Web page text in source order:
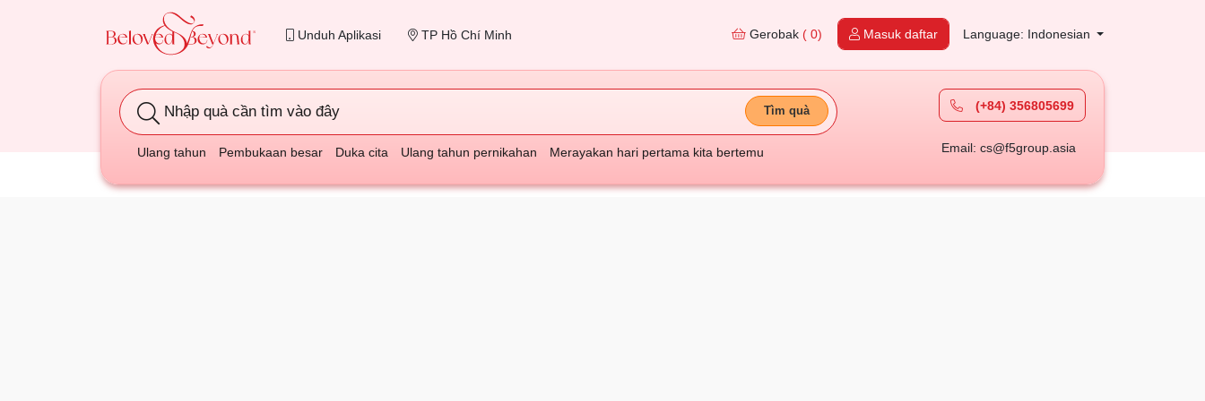
Unduh Aplikasi TP Hồ Chí Minh Gerobak ( 0) Masuk daftar Language: Indonesian
Nhập quà cần tìm vào đây Tìm quà
Ulang tahun Pembukaan besar Duka cita Ulang tahun pernikahan Merayakan hari pertama kita bertemu
(+84) 356805699
Email: cs@f5group.asia